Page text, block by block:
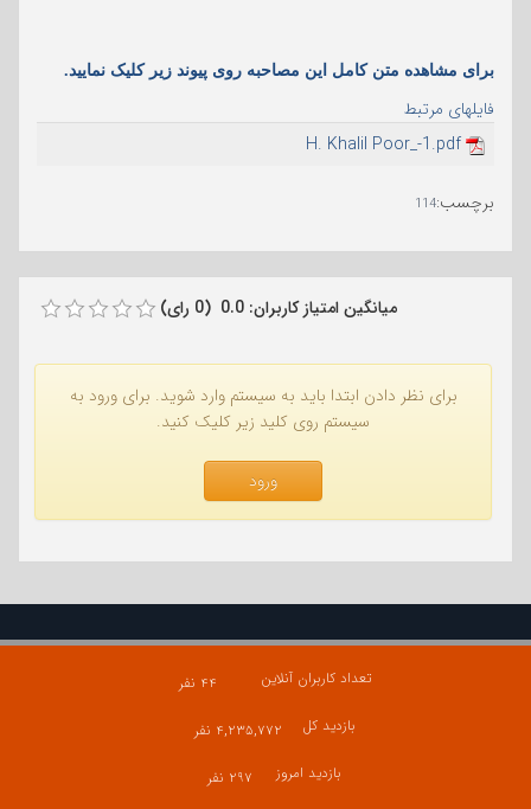
برای مشاهده متن کامل این مصاحبه روی پیوند زیر کلیک نمایید.
فایلهای مرتبط
H. Khalil Poor_-1.pdf
برچسب:
114
میانگین امتیاز کاربران: 0.0 (0 رای)
برای نظر دادن ابتدا باید به سیستم وارد شوید. برای ورود به
سیستم روی کلید زیر کلیک کنید.
ورود
تعداد کاربران آنلاین
۴۴ نفر
بازدید کل
۴,۲۳۵,۷۷۲ نفر
بازدید امروز
۲۹۷ نفر